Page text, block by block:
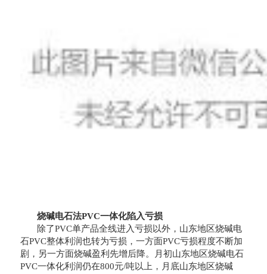
烧碱电石法PVC一体化陷入亏损
除了PVC单产品全线进入亏损以外，山东地区烧碱电
石PVC整体利润也转为亏损，一方面PVC亏损程度不断加
剧，另一方面烧碱盈利先增后降。月初山东地区烧碱电石
PVC一体化利润仍在800元/吨以上，月底山东地区烧碱